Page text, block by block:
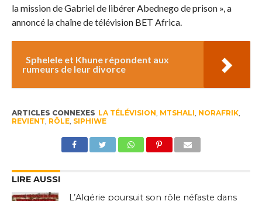
la mission de Gabriel de libérer Abednego de prison », a
annoncé la chaîne de télévision BET Africa.
Sphelele et Khune répondent aux
rumeurs de leur divorce
ARTICLES CONNEXES LA TÉLÉVISION MTSHALI NORAFRIK,
REVIENT RÔLE, SIPHIWE
LIRE AUSSI
L’Algérie poursuit son rôle néfaste dans